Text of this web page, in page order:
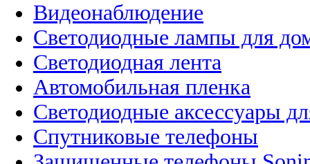
Видеонаблюдение
Светодиодные лампы для
Светодиодная лента
Автомобильная пленка
Светодиодные аксессуары
Спутниковые телефоны